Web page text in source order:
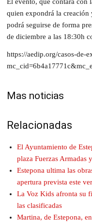
quien expondrá la
podrá seguirse de forma
de diciembre a las 18:30h
https://aedip.org/casos-de-
Mas noticias
Relacionadas
El Ayuntamiento de
plaza Fuerzas Armadas
Estepona ultima las
apertura prevista este
La Voz Kids afronta su
las clasificadas
Martina, de Estepona,